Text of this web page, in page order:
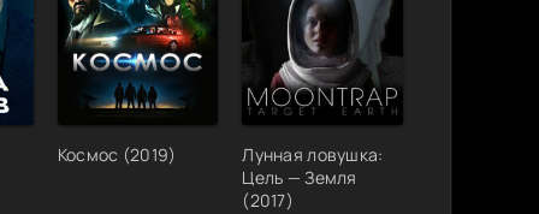
Космос (2019)
Лунная ловушка:
Цель — Земля
(2017)